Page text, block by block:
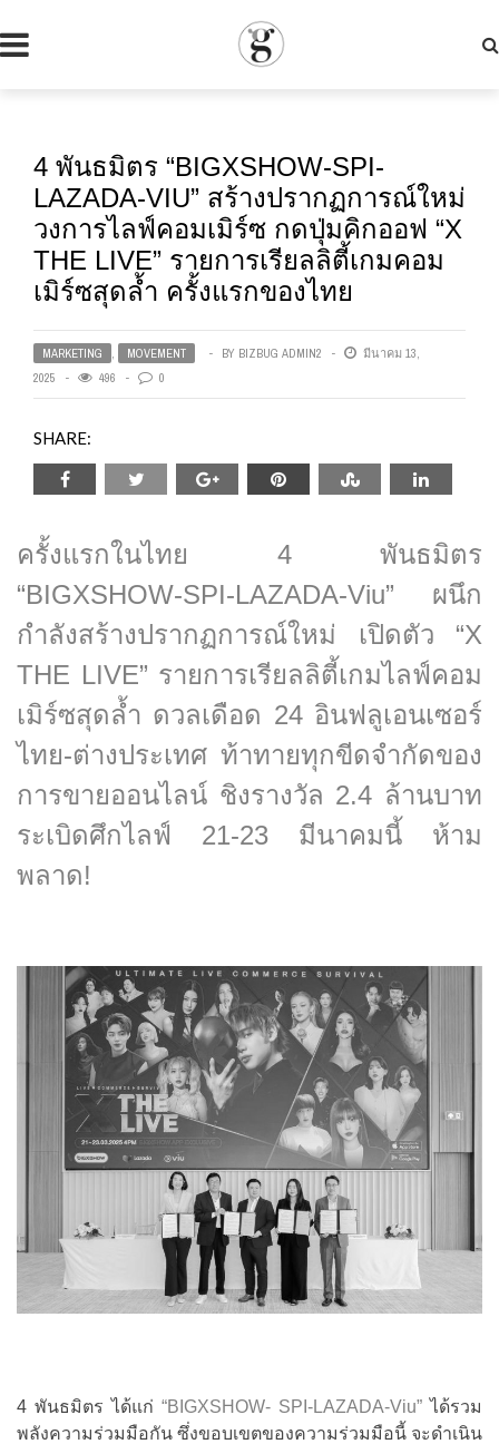
4 พันธมิตร “BIGXSHOW-SPI-
LAZADA-VIU” สร้างปรากฏการณ์ใหม่
วงการไลฟ์คอมเมิร์ซ กดปุ่มคิกออฟ “X
THE LIVE” รายการเรียลลิตี้เกมคอม
เมิร์ซสุดล้ำ ครั้งแรกของไทย
MARKETING , MOVEMENT BY BIZBUG ADMIN2
มีนาคม 13,
2025
496 0
SHARE:
ครั้งแรกในไทย 4 พันธมิตร
“BIGXSHOW-SPI-LAZADA-Viu” ผนึก
กำลังสร้างปรากฏการณ์ใหม่ เปิดตัว “X
THE LIVE” รายการเรียลลิตี้เกมไลฟ์คอม
เมิร์ซสุดล้ำ ดวลเดือด 24 อินฟลูเอนเซอร์
ไทย-ต่างประเทศ ท้าทายทุกขีดจำกัดของ
การขายออนไลน์ ชิงรางวัล 2.4 ล้านบาท
ระเบิดศึกไลฟ์ 21-23 มีนาคมนี้ ห้าม
พลาด!
4 พันธมิตร ได้แก่ “BIGXSHOW- SPI-LAZADA-Viu” ได้รวม
พลังความร่วมมือกัน ซึ่งขอบเขตของความร่วมมือนี้ จะดำเนิน